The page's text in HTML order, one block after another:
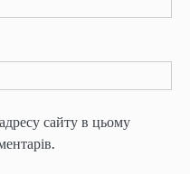
сайту в цьому